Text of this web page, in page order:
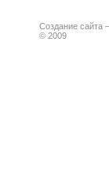
Создание сайта
© 2009